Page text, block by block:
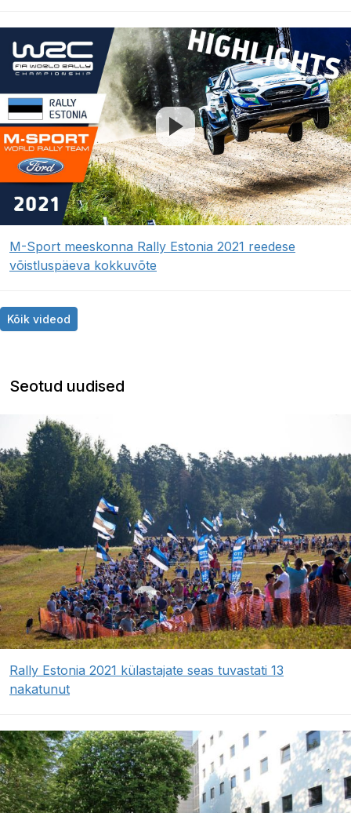
M-Sport meeskonna Rally Estonia 2021 reedese
võistluspäeva kokkuvõte
Kõik videod
Seotud uudised
Rally Estonia 2021 külastajate seas tuvastati 13
nakatunut